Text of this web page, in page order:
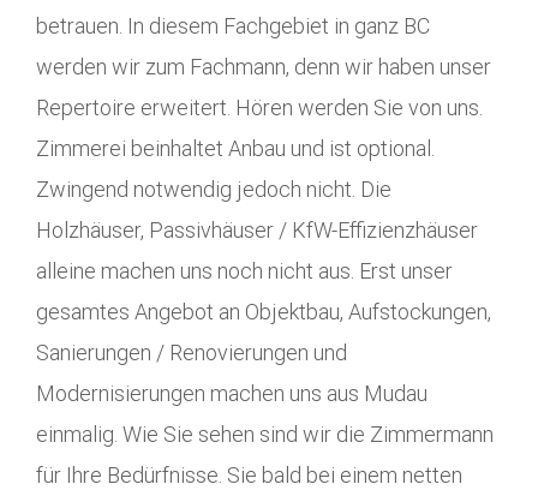
betrauen. In diesem Fachgebiet in ganz BC
werden wir zum Fachmann, denn wir haben unser
Repertoire erweitert. Hören werden Sie von uns.
Zimmerei beinhaltet Anbau und ist optional.
Zwingend notwendig jedoch nicht. Die
Holzhäuser, Passivhäuser / KfW-Effizienzhäuser
alleine machen uns noch nicht aus. Erst unser
gesamtes Angebot an Objektbau, Aufstockungen,
Sanierungen / Renovierungen und
Modernisierungen machen uns aus Mudau
einmalig. Wie Sie sehen sind wir die Zimmermann
für Ihre Bedürfnisse. Sie bald bei einem netten